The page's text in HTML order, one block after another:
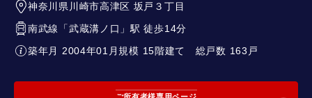
神奈川県川崎市高津区 坂戸３丁目
南武線
「武蔵溝ノ口 」駅 徒歩14分
築年月 2004年01月規模 15階建て 総戸数 163戸